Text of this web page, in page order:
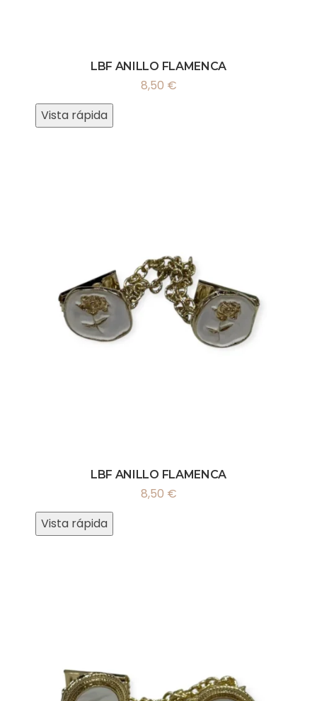
LBF ANILLO FLAMENCA
8,50 €
Vista rápida
LBF ANILLO FLAMENCA
8,50 €
Vista rápida